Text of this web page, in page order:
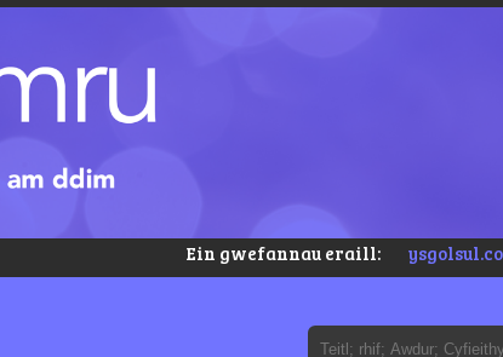
Ein gwefannau eraill: